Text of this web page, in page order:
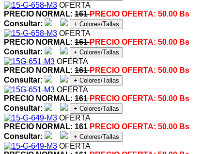
OFERTA
PRECIO NORMAL: 161PRECIO OFERTA: 50.00 Bs
Consultar:
+ Colores/Tallas
OFERTA
PRECIO NORMAL: 161PRECIO OFERTA: 50.00 Bs
Consultar:
+ Colores/Tallas
OFERTA
PRECIO NORMAL: 161PRECIO OFERTA: 50.00 Bs
Consultar:
+ Colores/Tallas
OFERTA
PRECIO NORMAL: 161PRECIO OFERTA: 50.00 Bs
Consultar:
+ Colores/Tallas
OFERTA
PRECIO NORMAL: 161PRECIO OFERTA: 50.00 Bs
Consultar:
+ Colores/Tallas
OFERTA